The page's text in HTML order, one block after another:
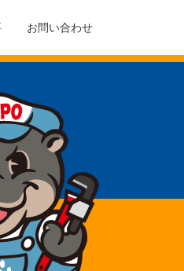
お問い合わせ